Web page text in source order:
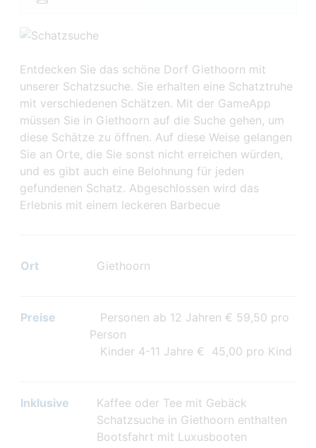
Entdecken Sie das schöne Dorf Giethoorn mit
unserer Schatzsuche. Sie erhalten eine Schatztruhe
mit verschiedenen Schätzen. Mit der GameApp
müssen Sie in Giethoorn auf die Suche gehen, um
diese Schätze zu öffnen. Auf diese Weise gelangen
Sie an Orte, die Sie sonst nicht erreichen würden,
und es gibt auch eine Belohnung für jeden
gefundenen Schatz. Abgeschlossen wird das
Erlebnis mit einem leckeren Barbecue
Ort Giethoorn
Preise
Personen ab 12 Jahren € 59,50 pro
Person
Kinder 4-11 Jahre € 45,00 pro Kind
Inklusive
Kaffee oder Tee mit Gebäck
Schatzsuche in Giethoorn enthalten
Bootsfahrt mit Luxusbooten